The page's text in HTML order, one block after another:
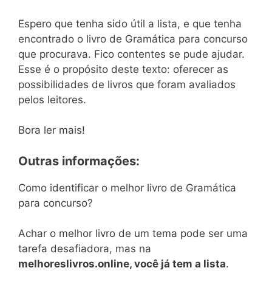
Espero que tenha sido útil a lista, e que tenha
encontrado o livro de Gramática para concurso
que procurava. Fico contentes se pude ajudar.
Esse é o propósito deste texto: oferecer as
possibilidades de livros que foram avaliados
pelos leitores.
Bora ler mais!
Outras informações:
Como identificar o melhor livro de Gramática
para concurso?
Achar o melhor livro de um tema pode ser uma
tarefa desafiadora, mas na
melhoreslivros.online, você já tem a lista.